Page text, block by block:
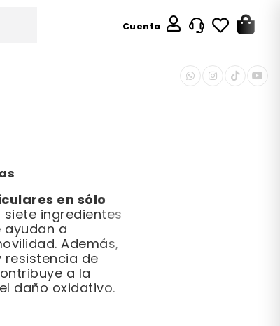
Cuenta
en sólo
ingredientes
a
Además,
de
a la
daño oxidativo.